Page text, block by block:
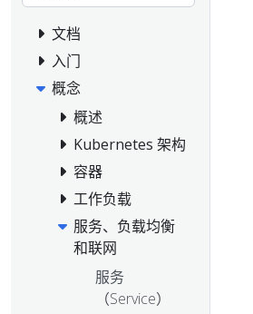
文档
入门
概念
概述
Kubernetes 架构
容器
工作负载
服务、负载均衡
和联网
服务
（Service）